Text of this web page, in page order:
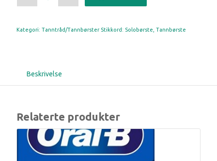
Kategori: Tanntråd/Tannbørster Stikkord: Solobørste Tannbørste
Beskrivelse
Relaterte produkter